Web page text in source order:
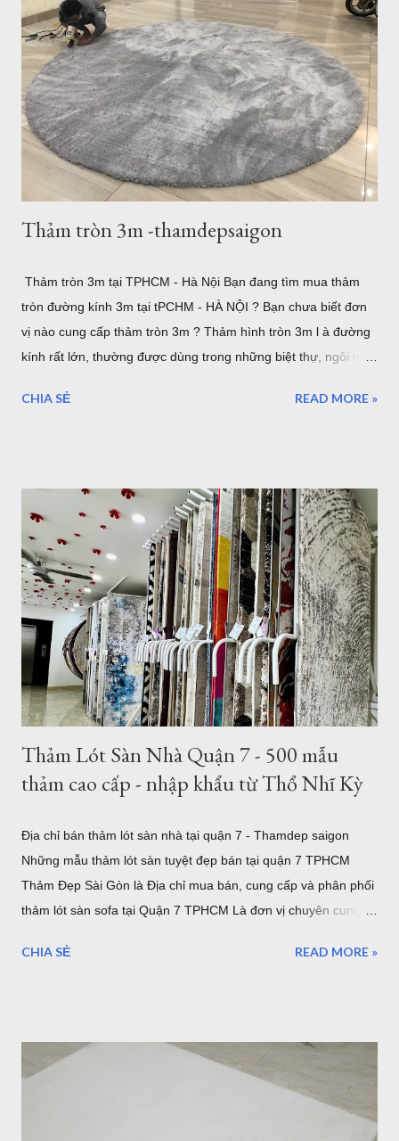
nghỉ ngơi, tắm nước nóng ở Bình Châu hay chỗ nghỉ ngơi rất
nhiều ở Vũng Tàu. Thảm trang trí cho khách hàng tại
Homestead Vũng Tàu Hiện tại Thảm Đẹp Sài Gòn chưa có
Showroom tại Vũng Tàu nhưng các bạn có thể đặt hàng trực
tuyến và xem các mẫu thảm tại website:
thamtrangtri.thamdepsaigon.com hoặc đọc thông tin chi tiết về
Thảm Đẹp tại: Thamdepsaigon.com. Bạn đang kiếm nơi ...
Thảm tròn 3m -thamdepsaigon
Thảm tròn 3m tại TPHCM - Hà Nội Bạn đang tìm mua thảm
tròn đường kính 3m tại tPCHM - HÀ NỘI ? Bạn chưa biết đơn
vị nào cung cấp thảm tròn 3m ? Thảm hình tròn 3m l à đường
kính rất lớn, thường được dùng trong những biệt thự, ngôi nhà
lưu ý rằng đây là đường kính lớn nhất của thảm tròn bán tại
sàn phòng khách hiện đại TPHCM thảm trải sàn phòng ngủ
đẹp TPHCM thảm trải sàn phòng khách đẹp TPHCM thảm
decor phòng ngủ TPHCM Thảm tròn 3m được nhập khẩu từ
Thổ Nhĩ Kỳ , với chất lượng châu âu, những mẫu trên đây đã
được gia công để làm theo kích thước mong muốn của khách
hàng. Hình ảnh trên là nhân viên đang gia công cắt thảm tròn
3m tại TPHCM . Tất nhiên bạn có thể chọn kích thước thảm
tròn nhỏ hơn như thảm tròn 2m có rất nhiều mẫu tại showroom
thảm đẹp Tphcm...
CHIA SẺ READ MORE »
Thảm Lót Sàn Nhà Quận 7 - 500 mẫu
thảm cao cấp - nhập khẩu từ Thổ Nhĩ Kỳ
Địa chỉ bán thảm lót sàn nhà tại quận 7 - Thamdep saigon
Những mẫu thảm lót sàn tuyệt đẹp bán tại quận 7 TPHCM
Thảm Đẹp Sài Gòn là Địa chỉ mua bán, cung cấp và phân phối
thảm lót sàn sofa tại Quận 7 TPHCM Là đơn vị chuyên cung
Tân Quy Quận 7. Vừa là showroom trưng bày sản phẩm, vừa
Thảm lót sàn quận 7 - ghé xem 500 mẫu thảm cao cấp đến từ
Thổ Nhĩ Kỳ Với hơn 500 mẫu thảm trải sàn, từ hiện đại đến cổ
điển, tân cổ điển, thảm lót sàn quận 7 sẽ là sự lựa chọn tốt
CHIA SẺ READ MORE »